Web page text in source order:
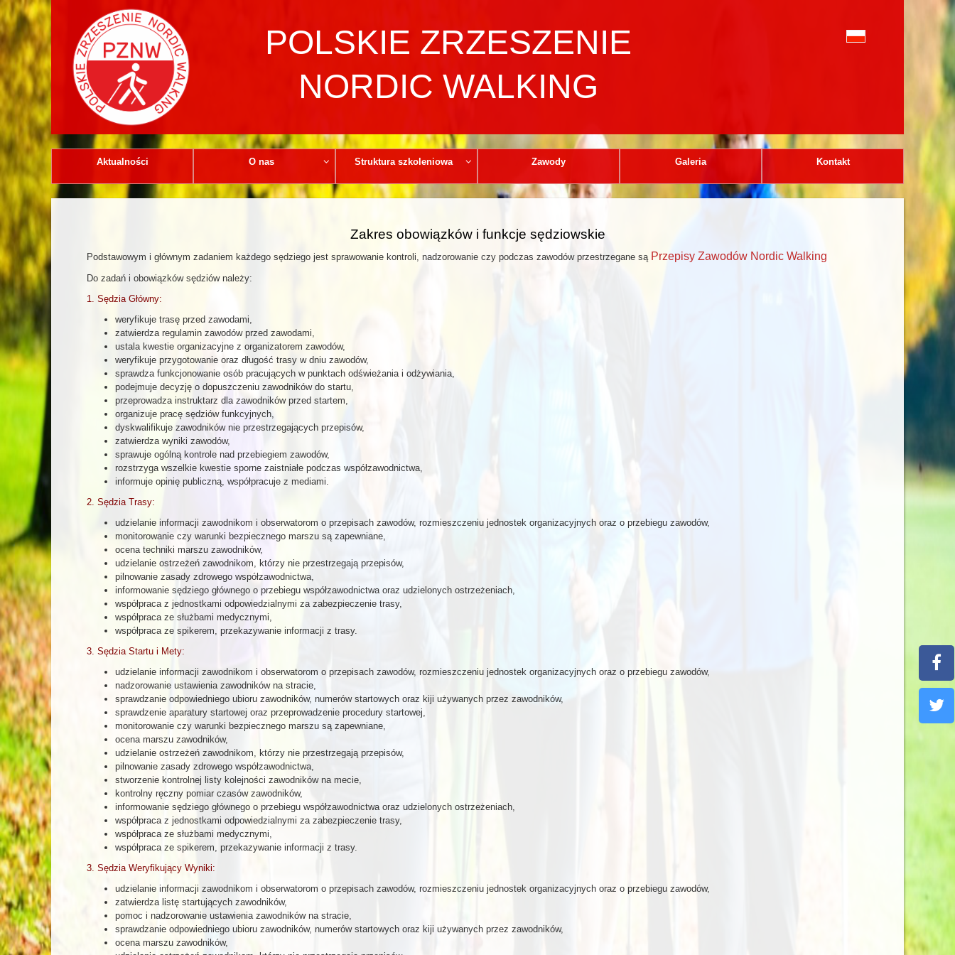
POLSKIE ZRZESZENIE
NORDIC WALKING
Aktualności O nas Struktura szkoleniowa Zawody Galeria Kontakt
Zakres obowiązków i funkcje sędziowskie
Podstawowym i głównym zadaniem każdego sędziego jest sprawowanie kontroli, nadzorowanie czy podczas zawodów przestrzegane są Przepisy Zawodów Nordic Walking
Do zadań i obowiązków sędziów należy:
1. Sędzia Główny:
weryfikuje trasę przed zawodami,
zatwierdza regulamin zawodów przed zawodami,
ustala kwestie organizacyjne z organizatorem zawodów,
weryfikuje przygotowanie oraz długość trasy w dniu zawodów,
sprawdza funkcjonowanie osób pracujących w punktach odświeżania i odżywiania,
podejmuje decyzję o dopuszczeniu zawodników do startu,
przeprowadza instruktarz dla zawodników przed startem,
organizuje pracę sędziów funkcyjnych,
dyskwalifikuje zawodników nie przestrzegających przepisów,
zatwierdza wyniki zawodów,
sprawuje ogólną kontrole nad przebiegiem zawodów,
rozstrzyga wszelkie kwestie sporne zaistniałe podczas współzawodnictwa,
informuje opinię publiczną, współpracuje z mediami.
2. Sędzia Trasy:
udzielanie informacji zawodnikom i obserwatorom o przepisach zawodów, rozmieszczeniu jednostek organizacyjnych oraz o przebiegu zawodów,
monitorowanie czy warunki bezpiecznego marszu są zapewniane,
ocena techniki marszu zawodników,
udzielanie ostrzeżeń zawodnikom, którzy nie przestrzegają przepisów,
pilnowanie zasady zdrowego współzawodnictwa,
informowanie sędziego głównego o przebiegu współzawodnictwa oraz udzielonych ostrzeżeniach,
współpraca z jednostkami odpowiedzialnymi za zabezpieczenie trasy,
współpraca ze służbami medycznymi,
współpraca ze spikerem, przekazywanie informacji z trasy.
3. Sędzia Startu i Mety:
udzielanie informacji zawodnikom i obserwatorom o przepisach zawodów, rozmieszczeniu jednostek organizacyjnych oraz o przebiegu zawodów,
nadzorowanie ustawienia zawodników na stracie,
sprawdzanie odpowiedniego ubioru zawodników, numerów startowych oraz kiji używanych przez zawodników,
sprawdzenie aparatury startowej oraz przeprowadzenie procedury startowej,
monitorowanie czy warunki bezpiecznego marszu są zapewniane,
ocena marszu zawodników,
udzielanie ostrzeżeń zawodnikom, którzy nie przestrzegają przepisów,
pilnowanie zasady zdrowego współzawodnictwa,
stworzenie kontrolnej listy kolejności zawodników na mecie,
kontrolny ręczny pomiar czasów zawodników,
informowanie sędziego głównego o przebiegu współzawodnictwa oraz udzielonych ostrzeżeniach,
współpraca z jednostkami odpowiedzialnymi za zabezpieczenie trasy,
współpraca ze służbami medycznymi,
współpraca ze spikerem, przekazywanie informacji z trasy.
3. Sędzia Weryfikujący Wyniki:
udzielanie informacji zawodnikom i obserwatorom o przepisach zawodów, rozmieszczeniu jednostek organizacyjnych oraz o przebiegu zawodów,
zatwierdza listę startujących zawodników,
pomoc i nadzorowanie ustawienia zawodników na stracie,
sprawdzanie odpowiedniego ubioru zawodników, numerów startowych oraz kiji używanych przez zawodników,
ocena marszu zawodników,